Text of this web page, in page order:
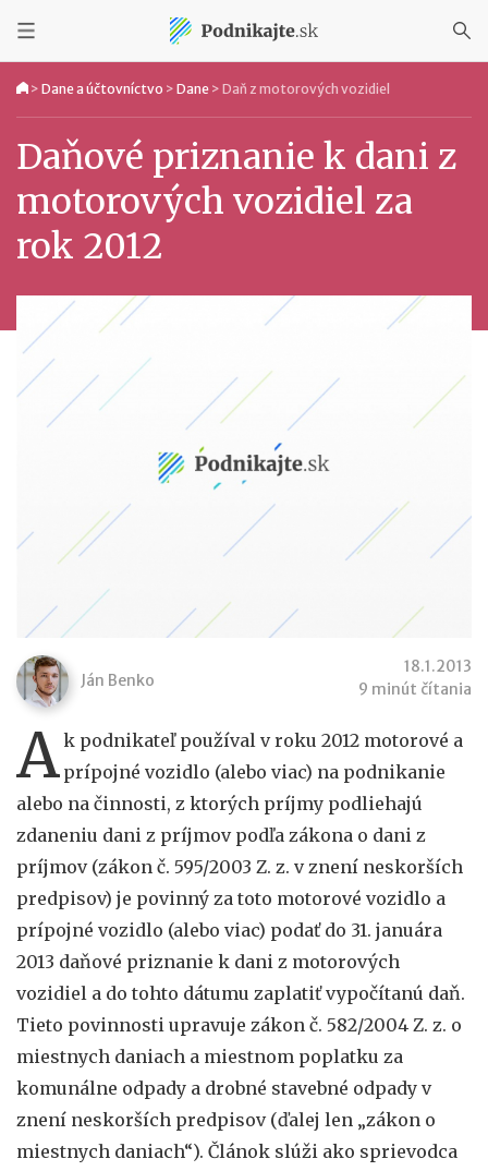
> Dane a účtovníctvo > Dane > Daň z motorových vozidiel
Daňové priznanie k dani z
motorových vozidiel za
rok 2012
Ján Benko
18.1.2013
9 minút čítania
Ak podnikateľ používal v roku 2012 motorové a
prípojné vozidlo (alebo viac) na podnikanie
alebo na činnosti, z ktorých príjmy podliehajú
zdaneniu dani z príjmov podľa zákona o dani z
príjmov (zákon č. 595/2003 Z. z. v znení neskorších
predpisov) je povinný za toto motorové vozidlo a
prípojné vozidlo (alebo viac) podať do 31. januára
2013 daňové priznanie k dani z motorových
vozidiel a do tohto dátumu zaplatiť vypočítanú daň.
Tieto povinnosti upravuje zákon č. 582/2004 Z. z. o
miestnych daniach a miestnom poplatku za
komunálne odpady a drobné stavebné odpady v
znení neskorších predpisov (ďalej len „zákon o
miestnych daniach“). Článok slúži ako sprievodca